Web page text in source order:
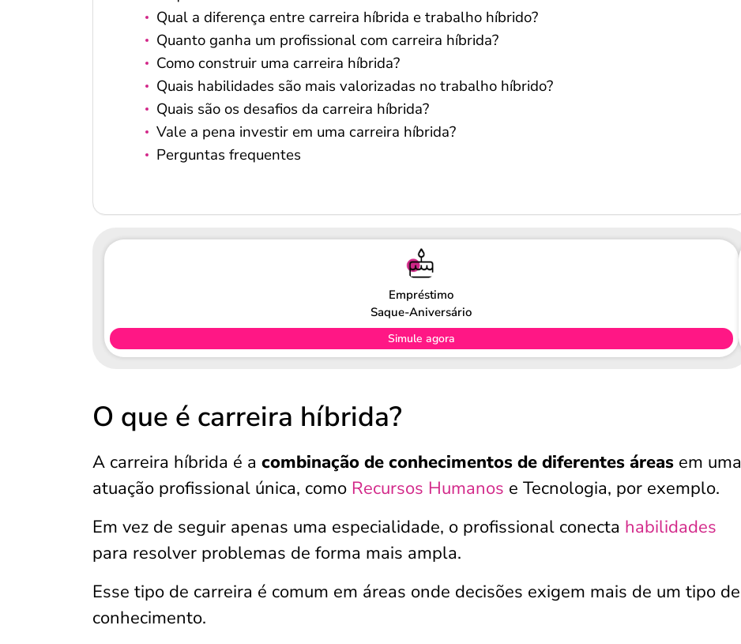
Qual a diferença entre carreira híbrida e trabalho híbrido?
Quanto ganha um profissional com carreira híbrida?
Como construir uma carreira híbrida?
Quais habilidades são mais valorizadas no trabalho híbrido?
Quais são os desafios da carreira híbrida?
Vale a pena investir em uma carreira híbrida?
Perguntas frequentes
Empréstimo
Saque-Aniversário
Simule agora
O que é carreira híbrida?
A carreira híbrida é a combinação de conhecimentos de diferentes áreas em uma
atuação profissional única, como Recursos Humanos e Tecnologia, por exemplo.
Em vez de seguir apenas uma especialidade, o profissional conecta habilidades
para resolver problemas de forma mais ampla.
Esse tipo de carreira é comum em áreas onde decisões exigem mais de um tipo de
conhecimento.